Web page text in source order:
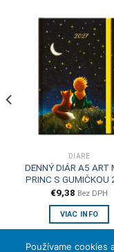
DIÁRE
DENNÝ DIÁR A5 ART
PRINC S GUMIČKOU
€9,38 Bez DPH
VIAC INFO
Používame cookies